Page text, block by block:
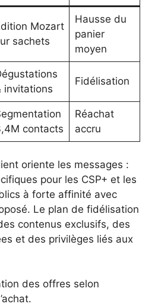
Mozart
sachets
Hausse du
panier
moyen
invitations
Fidélisation
contacts
Réachat
accru
oriente les messages :
pour les CSP+ et les
à forte affinité avec
Le plan de fidélisation
contenus exclusifs, des
et des privilèges liés aux
des offres selon